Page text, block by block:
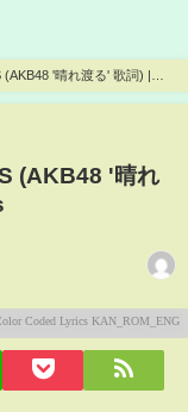
(AKB48 '晴れ渡る' 歌詞) |
(AKB48 '晴れ